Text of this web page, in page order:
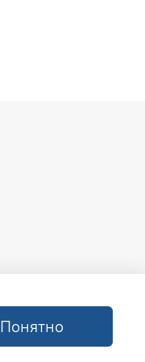
Понятно